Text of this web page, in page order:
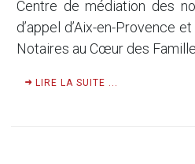
Centre de médiation des
d’appel d’Aix-en-Provence
Notaires au Cœur des
LIRE LA SUITE ...